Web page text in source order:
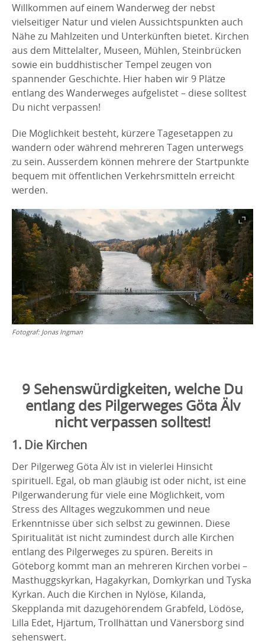
Willkommen auf einem Wanderweg der nebst
vielseitiger Natur und vielen Aussichtspunkten auch
Nähe zu Mahlzeiten und Unterkünften bietet. Kirchen
aus dem Mittelalter, Museen, Mühlen, Steinbrücken
sowie ein buddhistischer Tempel zeugen von
spannender Geschichte. Hier haben wir 9 Plätze
entlang des Wanderweges aufgelistet – diese solltest
Du nicht verpassen!
Die Möglichkeit besteht, kürzere Tagesetappen zu
wandern oder während mehreren Tagen unterwegs
zu sein. Ausserdem können mehrere der Startpunkte
bequem mit öffentlichen Verkehrsmitteln erreicht
werden.
Fotograf: Jonas Ingman
9 Sehenswürdigkeiten, welche Du
entlang des Pilgerweges Göta Älv
nicht verpassen solltest!
1. Die Kirchen
Der Pilgerweg Göta Älv ist in vielerlei Hinsicht
spirituell. Egal, ob man gläubig ist oder nicht, ist eine
Pilgerwanderung für viele eine Möglichkeit, vom
Stress des Alltages wegzukommen und neue
Erkenntnisse über sich selbst zu gewinnen. Diese
Spiritualität ist nicht zumindest durch alle Kirchen
entlang des Pilgerweges zu spüren. Bereits in
Göteborg kommt man an mehreren Kirchen vorbei –
Masthuggskyrkan, Hagakyrkan, Domkyrkan und Tyska
Kyrkan. Auch die Kirchen in Nylöse, Kilanda,
Skepplanda mit dazugehörendem Grabfeld, Lödöse,
Lilla Edet, Hjärtum, Trollhättan und Vänersborg sind
sehenswert.